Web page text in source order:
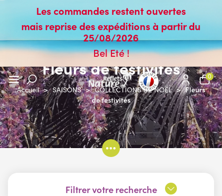
Les commandes restent ouvertes
mais reprise des expéditions à partir du
25/08/2026
Bel Eté !
0
Fleurs de festivités
Accueil > SAISONS > COLLECTIONS DE NOËL > Fleurs
de festivités
Filtrer votre recherche